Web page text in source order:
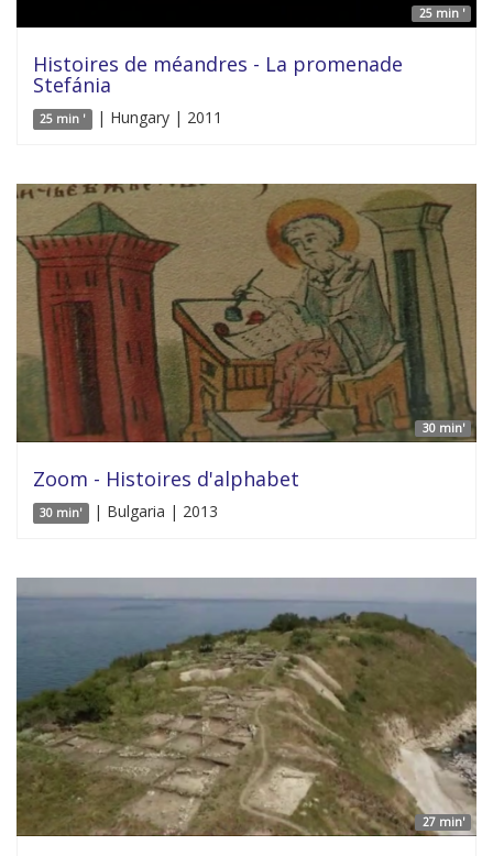
25 min '
Histoires de méandres - La promenade
Stefánia
25 min ' | Hungary | 2011
30 min'
Zoom - Histoires d'alphabet
30 min' | Bulgaria | 2013
27 min'